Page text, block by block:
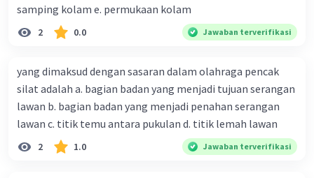
Nanda R Community Level 89
28 September 2023 06:50
benar, karena makanan mengandung banyak
manfaat jika kita bisa mengatur polanya
samping kolam e. permukaan kolam
2 0.0 Jawaban terverifikasi
yang dimaksud dengan sasaran dalam olahraga pencak
silat adalah a. bagian badan yang menjadi tujuan serangan
lawan b. bagian badan yang menjadi penahan serangan
lawan c. titik temu antara pukulan d. titik lemah lawan
2 1.0 Jawaban terverifikasi